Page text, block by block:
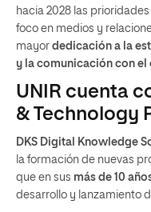
hacia 2028 las
foco en medios y
mayor dedicación a la
y la comunicación con el
UNIR cuenta
& Technology
DKS Digital Knowledge
la formación de nuevas
que en sus más de 10
desarrollo y lanzamiento